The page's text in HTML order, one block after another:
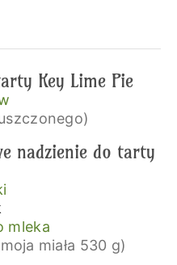
Key Lime Pie
nadzienie do tarty
mleka
miała 530 g)